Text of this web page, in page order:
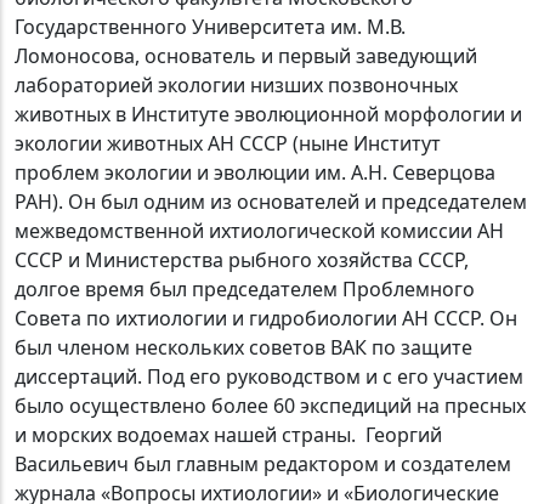
Государственного Университета им. М.В.
Ломоносова, основатель и первый заведующий
лабораторией экологии низших позвоночных
животных в Институте эволюционной морфологии и
экологии животных АН СССР (ныне Институт
проблем экологии и эволюции им. А.Н. Северцова
РАН). Он был одним из основателей и председателем
межведомственной ихтиологической комиссии АН
СССР и Министерства рыбного хозяйства СССР,
долгое время был председателем Проблемного
Совета по ихтиологии и гидробиологии АН СССР. Он
был членом нескольких советов ВАК по защите
диссертаций. Под его руководством и с его участием
было осуществлено более 60 экспедиций на пресных
и морских водоемах нашей страны. Георгий
Васильевич был главным редактором и создателем
журнала «Вопросы ихтиологии» и «Биологические